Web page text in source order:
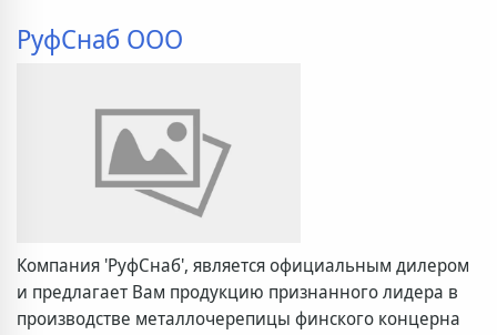
РуфСнаб ООО
Компания 'РуфСнаб', является официальным дилером
и предлагает Вам продукцию признанного лидера в
производстве металлочерепицы финского концерна